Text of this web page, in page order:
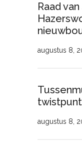
Raad
augustus 8,
augustus 8,